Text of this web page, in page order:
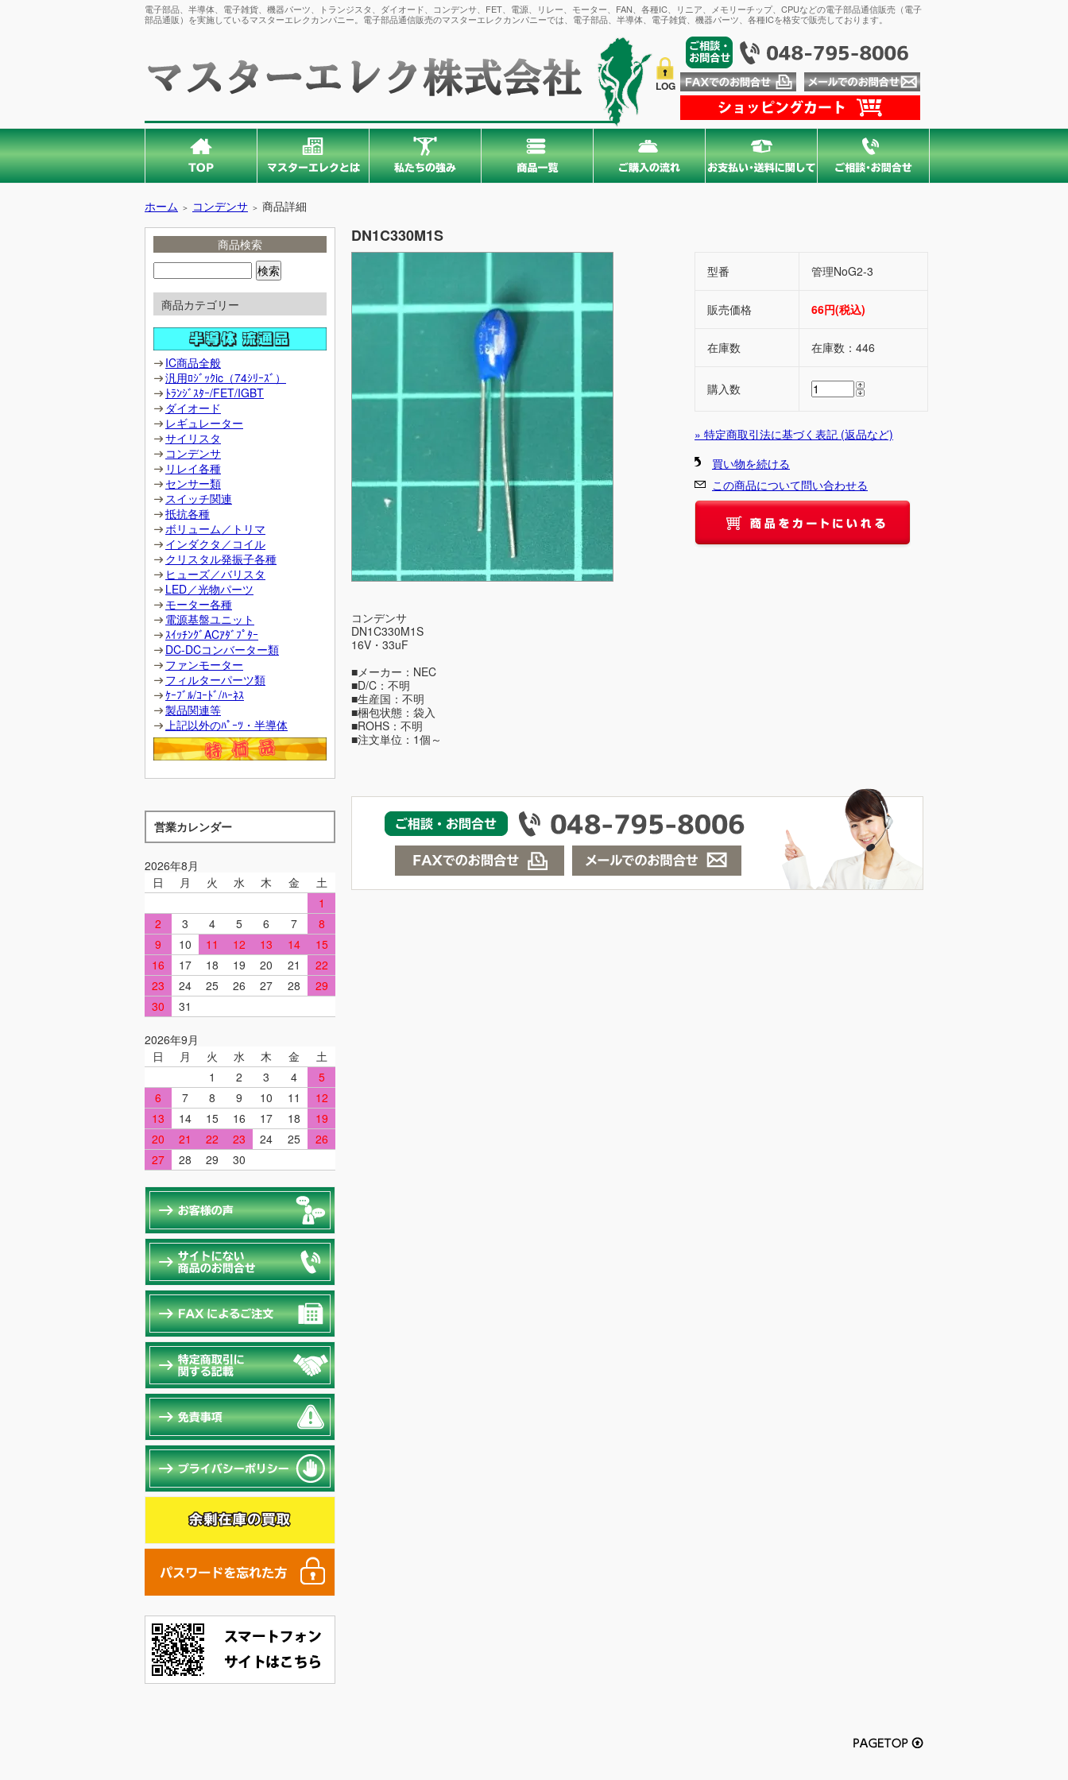
電子部品、半導体、電子雑貨、機器パーツ、トランジスタ、ダイオード、コンデンサ、FET、電源、リレー、モーター、FAN、各種IC、リニア、メモリーチップ、CPUなどの電子部品通信販売（電子
部品通販）を実施しているマスターエレクカンパニー。電子部品通信販売のマスターエレクカンパニーでは、電子部品、半導体、電子雑貨、機器パーツ、各種ICを格安で販売しております。
LOG
ホーム ＞ コンデンサ ＞ 商品詳細
商品検索
商品カテゴリー
IC商品全般
汎用ﾛｼﾞｯｸic（74ｼﾘｰｽﾞ）
ﾄﾗﾝｼﾞｽﾀｰ/FET/IGBT
ダイオード
レギュレーター
サイリスタ
コンデンサ
リレイ各種
センサー類
スイッチ関連
抵抗各種
ボリューム／トリマ
インダクタ／コイル
クリスタル発振子各種
ヒューズ／バリスタ
LED／光物パーツ
モーター各種
電源基盤ユニット
ｽｲｯﾁﾝｸﾞACｱﾀﾞﾌﾟﾀｰ
DC-DCコンバーター類
ファンモーター
フィルターパーツ類
ｹｰﾌﾞﾙ/ｺｰﾄﾞ/ﾊｰﾈｽ
製品関連等
上記以外のﾊﾟｰﾂ・半導体
営業カレンダー
2026年8月
日
月 火 水 木 金
土
1
2
3 4 5 6 7
8
9
10 11 12 13 14
15
16
17 18 19 20 21
22
23
24 25 26 27 28
29
30
31
2026年9月
日
月 火 水 木 金
土
1
2 3 4
5
6
7 8 9 10 11
12
13
14 15 16 17 18
19
20
21 22 23 24 25
26
27
28 29 30
DN1C330M1S
型番 管理NoG2-3
販売価格 66円(税込)
在庫数 在庫数：446
購入数
» 特定商取引法に基づく表記 (返品など)
買い物を続ける
この商品について問い合わせる
コンデンサ
DN1C330M1S
16V・33uF
■メーカー：NEC
■D/C：不明
■生産国：不明
■梱包状態：袋入
■ROHS：不明
■注文単位：1個～